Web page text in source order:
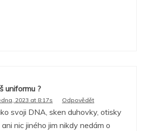
uniformu ?
2023 at 8:17s Odpovědět
svoji DNA, sken duhovky, otisky
nic jiného jim nikdy nedám o